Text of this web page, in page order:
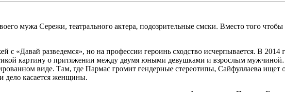
мужа Сережи, театрального актера, подозрительные смски. Вместо того
с «Давай разведемся», но на профессии героинь сходство исчерпывается. В
картину о притяжении между двумя юными девушками и взрослым мужчиной.
виде. Там, где Пармас громит гендерные стереотипы, Сайфуллаева
дело касается женщины.